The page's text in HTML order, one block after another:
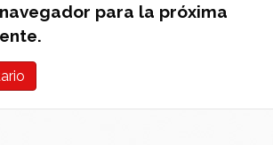
para la próxima